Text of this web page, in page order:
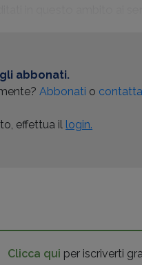
abbonati.
Abbonati o contatta
effettua il login.
Clicca qui per iscriverti